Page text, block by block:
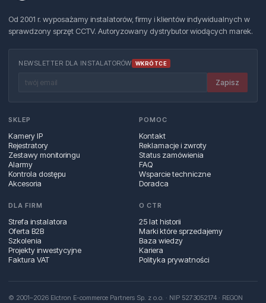
Od 2001 r. wyposażamy instalatorów, firmy i klientów indywidualnych w
sprawdzony sprzęt CCTV. Autoryzowany dystrybutor wiodących marek.
NEWSLETTER DLA INSTALATORÓW WKRÓTCE
Zapisz
SKLEP
Kamery IP
Rejestratory
Zestawy monitoringu
Alarmy
Kontrola dostępu
Akcesoria
POMOC
Kontakt
Reklamacje i zwroty
Status zamówienia
FAQ
Wsparcie techniczne
Doradca
DLA FIRM
Strefa instalatora
Oferta B2B
Szkolenia
Projekty inwestycyjne
Faktura VAT
O CTR
25 lat historii
Marki które sprzedajemy
Baza wiedzy
Kariera
Polityka prywatności
© 2001–2026 Elctron E-commerce Partners Sp. z o.o. · NIP 5273052174 · REGON